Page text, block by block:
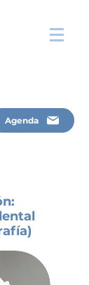
Agenda